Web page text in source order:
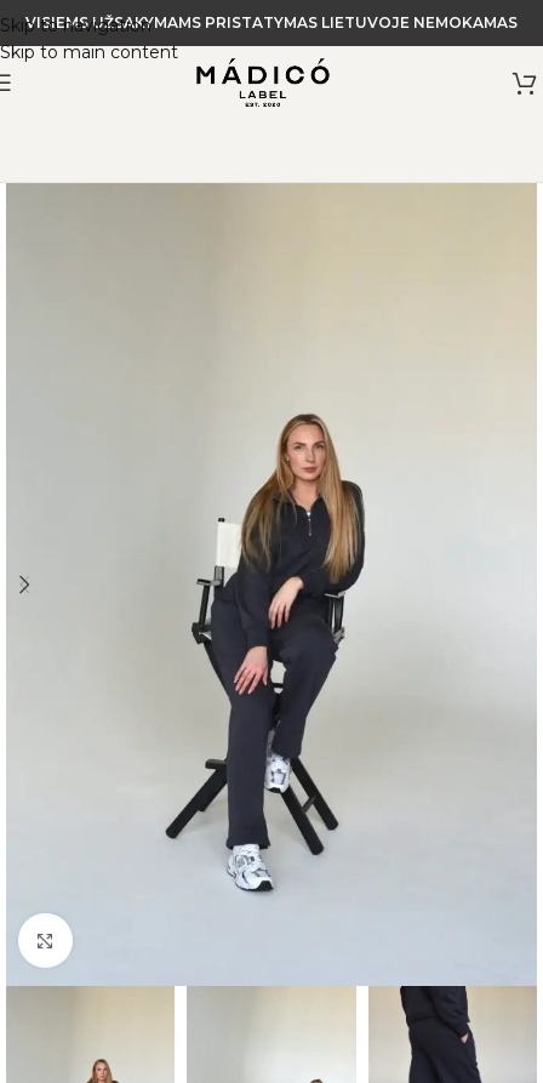
Skip to navigation
Skip to main content
VISIEMS UŽSAKYMAMS PRISTATYMAS LIETUVOJE NEMOKAMAS
Click to enlarge